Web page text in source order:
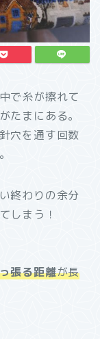
で糸が擦れて
たまにある。
穴を通す回数
終わりの余分
しまう！
張る距離が長